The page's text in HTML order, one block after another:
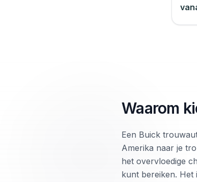
Waarom
Een Buick
Amerika naar je
het overvloedige
kunt bereiken. Het